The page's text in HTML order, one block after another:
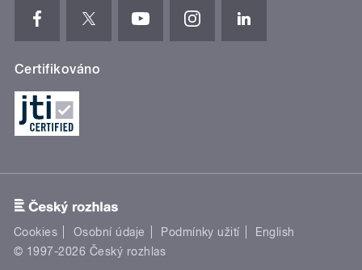
Certifikováno
Cookies Osobní údaje Podmínky užití
English
© 1997-2026 Český rozhlas